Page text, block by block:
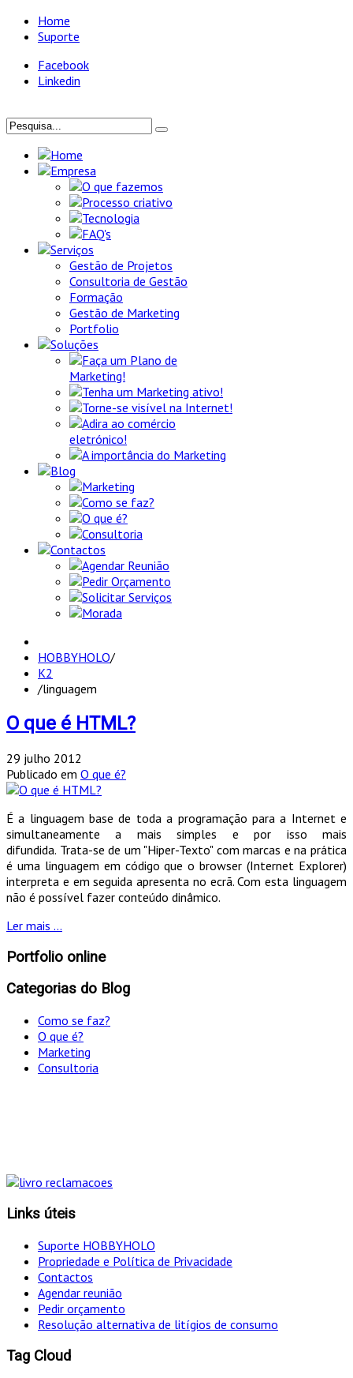
Home
Suporte
Facebook
Linkedin
Home
Empresa
O que fazemos
Processo criativo
Tecnologia
FAQ's
Serviços
Gestão de Projetos
Consultoria de Gestão
Formação
Gestão de Marketing
Portfolio
Soluções
Faça um Plano de
Marketing!
Tenha um Marketing ativo!
Torne-se visível na Internet!
Adira ao comércio
eletrónico!
A importância do Marketing
Blog
Marketing
Como se faz?
O que é?
Consultoria
Contactos
Agendar Reunião
Pedir Orçamento
Solicitar Serviços
Morada
HOBBYHOLO/
K2
/linguagem
O que é HTML?
29 julho 2012
Publicado em O que é?
É a linguagem base de toda a programação para a Internet e
simultaneamente a mais simples e por isso mais
difundida. Trata-se de um "Hiper-Texto" com marcas e na prática
é uma linguagem em código que o browser (Internet Explorer)
interpreta e em seguida apresenta no ecrã. Com esta linguagem
não é possível fazer conteúdo dinâmico.
Ler mais ...
Portfolio online
Categorias do Blog
Como se faz?
O que é?
Marketing
Consultoria
Links úteis
Suporte HOBBYHOLO
Propriedade e Política de Privacidade
Contactos
Agendar reunião
Pedir orçamento
Resolução alternativa de litígios de consumo
Tag Cloud